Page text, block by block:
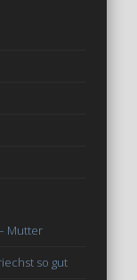
Mutter
so gut